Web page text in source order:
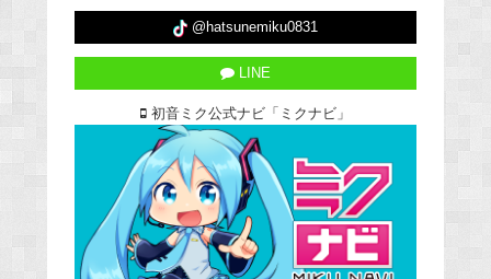
@hatsunemiku0831
LINE
初音ミク公式ナビ「ミクナビ」